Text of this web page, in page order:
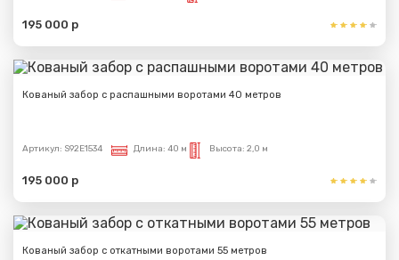
195 000 р
Кованый забор с распашными воротами 40 метров
Артикул: S92E1534 Длина: 40 м Высота: 2,0 м
195 000 р
Кованый забор с откатными воротами 55 метров